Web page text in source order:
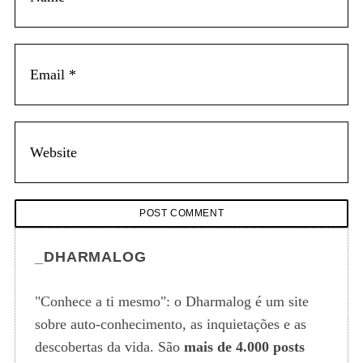
_DHARMALOG
"Conhece a ti mesmo": o Dharmalog é um site
sobre auto-conhecimento, as inquietações e as
descobertas da vida. São mais de 4.000 posts
a
f
r
: